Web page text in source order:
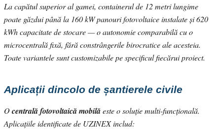
La capătul superior al gamei, containerul de 12 metri lungime
poate găzdui până la 160 kW panouri fotovoltaice instalate și 620
kWh capacitate de stocare — o autonomie comparabilă cu o
microcentrală fixă, fără constrângerile birocratice ale acesteia.
Toate variantele sunt customizabile pe specificul fiecărui proiect.
Aplicații dincolo de șantierele civile
Ocentrală fotovoltaică mobilăeste o soluție multi-funcțională.
Aplicațiile identificate de UZINEX includ: